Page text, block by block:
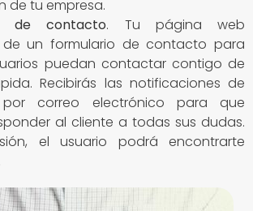
de tu empresa.
de contacto. Tu página web
de un formulario de contacto para
puedan contactar contigo de
Recibirás las notificaciones de
correo electrónico para que
al cliente a todas sus dudas.
el usuario podrá encontrarte